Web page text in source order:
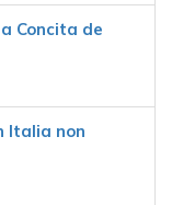
Concita de
Italia non